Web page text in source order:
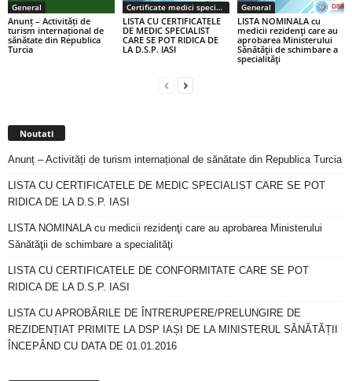
General
Anunț – Activități de
turism internațional de
sănătate din Republica
Turcia
Certificate medici specialiști / primari
LISTA CU CERTIFICATELE
DE MEDIC SPECIALIST
CARE SE POT RIDICA DE
LA D.S.P. IASI
General
LISTA NOMINALA cu
medicii rezidenţi care au
aprobarea Ministerului
Sănătăţii de schimbare a
specialităţi
Noutati
Anunț – Activități de turism internațional de sănătate din Republica Turcia
LISTA CU CERTIFICATELE DE MEDIC SPECIALIST CARE SE POT
RIDICA DE LA D.S.P. IASI
LISTA NOMINALA cu medicii rezidenţi care au aprobarea Ministerului
Sănătăţii de schimbare a specialităţi
LISTA CU CERTIFICATELE DE CONFORMITATE CARE SE POT
RIDICA DE LA D.S.P. IASI
LISTA CU APROBĂRILE DE ÎNTRERUPERE/PRELUNGIRE DE
REZIDENȚIAT PRIMITE LA DSP IAȘI DE LA MINISTERUL SĂNĂTĂȚII
ÎNCEPÂND CU DATA DE 01.01.2016